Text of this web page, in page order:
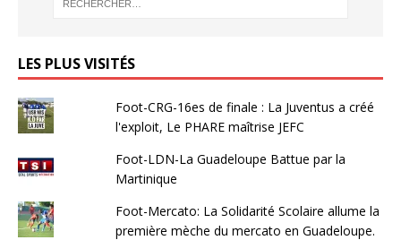
LES PLUS VISITÉS
Foot-CRG-16es de finale : La Juventus a créé
l'exploit, Le PHARE maîtrise JEFC
Foot-LDN-La Guadeloupe Battue par la
Martinique
Foot-Mercato: La Solidarité Scolaire allume la
première mèche du mercato en Guadeloupe.